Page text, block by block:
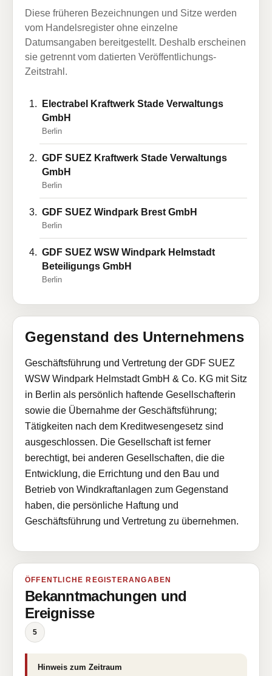
Diese früheren Bezeichnungen und Sitze werden
vom Handelsregister ohne einzelne
Datumsangaben bereitgestellt. Deshalb erscheinen
sie getrennt vom datierten Veröffentlichungs-
Zeitstrahl.
Electrabel Kraftwerk Stade Verwaltungs
GmbH
Berlin
GDF SUEZ Kraftwerk Stade Verwaltungs
GmbH
Berlin
GDF SUEZ Windpark Brest GmbH
Berlin
GDF SUEZ WSW Windpark Helmstadt
Beteiligungs GmbH
Berlin
Gegenstand des Unternehmens
Geschäftsführung und Vertretung der GDF SUEZ
WSW Windpark Helmstadt GmbH & Co. KG mit Sitz
in Berlin als persönlich haftende Gesellschafterin
sowie die Übernahme der Geschäftsführung;
Tätigkeiten nach dem Kreditwesengesetz sind
ausgeschlossen. Die Gesellschaft ist ferner
berechtigt, bei anderen Gesellschaften, die die
Entwicklung, die Errichtung und den Bau und
Betrieb von Windkraftanlagen zum Gegenstand
haben, die persönliche Haftung und
Geschäftsführung und Vertretung zu übernehmen.
ÖFFENTLICHE REGISTERANGABEN
Bekanntmachungen und
Ereignisse
5
Hinweis zum Zeitraum